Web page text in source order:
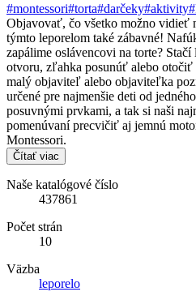
#montessori#torta#darčeky#aktivity
Objavovať, čo všetko možno vidieť
týmto leporelom také zábavné!
zapálime oslávencovi na torte?
otvoru, zľahka posunúť alebo otočiť
malý objaviteľ alebo objaviteľka
určené pre najmenšie deti od
posuvnými prvkami, a tak si naši
pomenúvaní precvičiť aj jemnú
Montessori.
Čítať viac
Naše katalógové číslo
437861
Počet strán
10
Väzba
leporelo